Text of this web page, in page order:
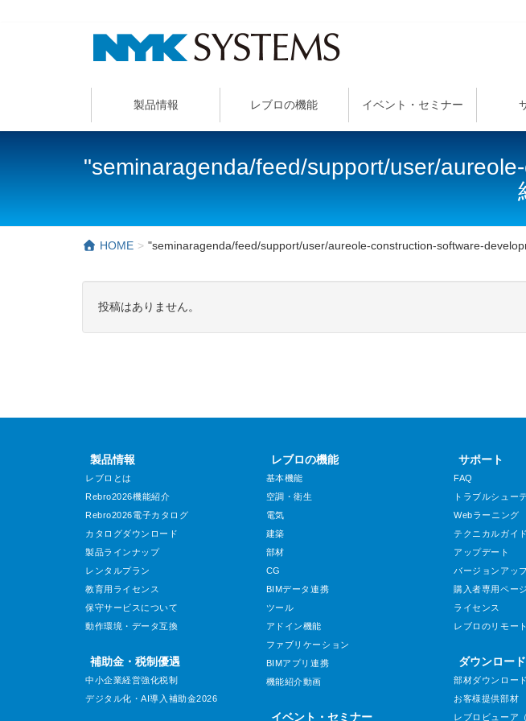
製品情報 レブロの機能 イベント・セミナー
"seminaragenda/feed/support/user/
HOME "seminaragenda/feed/support/user/aureole-construction-software-
投稿はありません。
製品情報
レブロとは
Rebro2026機能紹介
Rebro2026電子カタログ
カタログダウンロード
製品ラインナップ
レンタルプラン
教育用ライセンス
保守サービスについて
動作環境・データ互換
補助金・税制優遇
中小企業経営強化税制
デジタル化・AI導入補助金2026
レブロの機能
基本機能
空調・衛生
電気
建築
部材
CG
BIMデータ連携
ツール
アドイン機能
ファブリケーション
BIMアプリ連携
機能紹介動画
イベント・セミナー
サポート
FAQ
トラブルシュー
Webラーニング
テクニカルガイド
アップデート
バージョンアッ
購入者専用ページ
ライセンス
レブロのリモー
ダウンロード
部材ダウンロード
お客様提供部材
レブロビューア